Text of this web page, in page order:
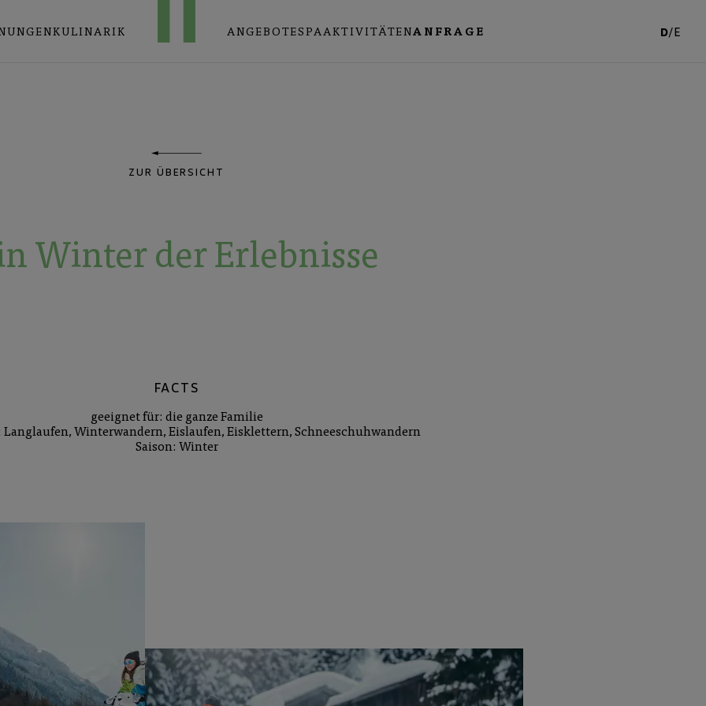
KULINARIK ANGEBOTESPAAKTIVITÄTENANFRAGE D/E
ZUR ÜBERSICHT
Winter der Erlebnisse
FACTS
geeignet für die ganze Familie
Langlaufen, Winterwandern, Eislaufen, Eisklettern, Schneeschuhwandern
Saison Winter